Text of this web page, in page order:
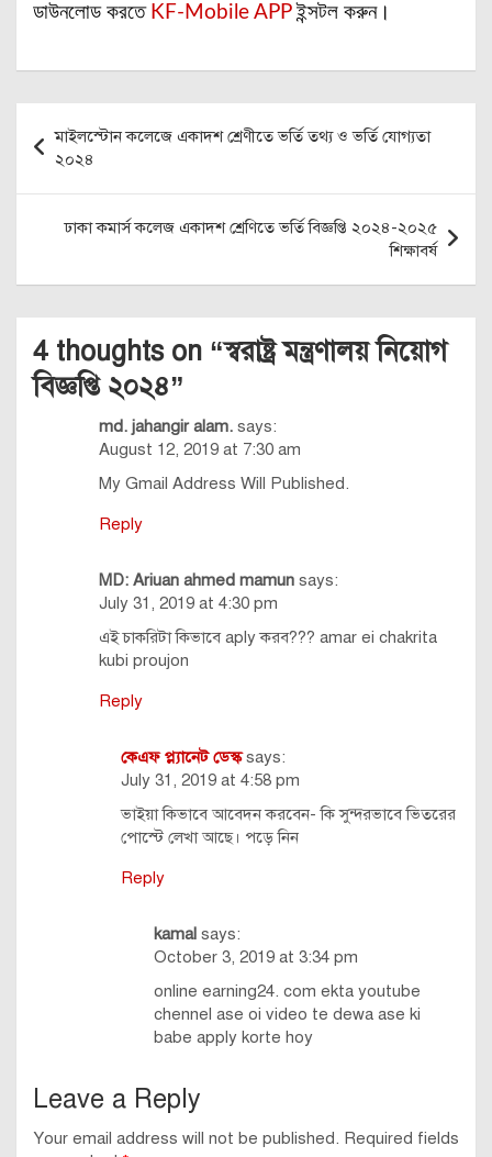
ডাউনলোড করতে KF-Mobile APPইন্সটল করুন।
Post
navigation
মাইলস্টোন কলেজে একাদশ শ্রেণীতে ভর্তি তথ্য ও ভর্তি যোগ্যতা
২০২৪
ঢাকা কমার্স কলেজ একাদশ শ্রেণিতে ভর্তি বিজ্ঞপ্তি ২০২৪-২০২৫
শিক্ষাবর্ষ
4 thoughts on “স্বরাষ্ট্র মন্ত্রণালয় নিয়োগ
বিজ্ঞপ্তি ২০২৪”
md. jahangir alam. says:
August 12, 2019 at 7:30 am
My Gmail Address Will Published.
Reply
MD: Ariuan ahmed mamun says:
July 31, 2019 at 4:30 pm
এই চাকরিটা কিভাবে aply করব??? amar ei chakrita
kubi proujon
Reply
কেএফ প্ল্যানেট ডেস্ক says:
July 31, 2019 at 4:58 pm
ভাইয়া কিভাবে আবেদন করবেন- কি সুন্দরভাবে ভিতরের
পোস্টে লেখা আছে। পড়ে নিন
Reply
kamal says:
October 3, 2019 at 3:34 pm
online earning24. com ekta youtube
chennel ase oi video te dewa ase ki
babe apply korte hoy
Leave a Reply
Your email address will not be published. Required fields